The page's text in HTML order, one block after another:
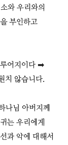
와 우리와의
부인하고
어지이다 ➡
치 않습니다.
나님 아버지께
는 우리에게
과 악에 대해서